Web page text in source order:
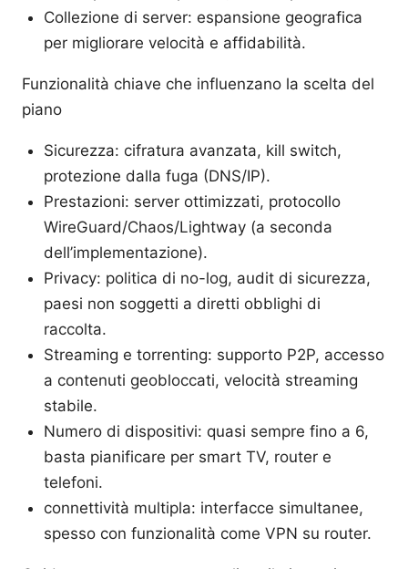
Collezione di server: espansione geografica
per migliorare velocità e affidabilità.
Funzionalità chiave che influenzano la scelta del
piano
Sicurezza: cifratura avanzata, kill switch,
protezione dalla fuga (DNS/IP).
Prestazioni: server ottimizzati, protocollo
WireGuard/Chaos/Lightway (a seconda
dell’implementazione).
Privacy: politica di no-log, audit di sicurezza,
paesi non soggetti a diretti obblighi di
raccolta.
Streaming e torrenting: supporto P2P, accesso
a contenuti geobloccati, velocità streaming
stabile.
Numero di dispositivi: quasi sempre fino a 6,
basta pianificare per smart TV, router e
telefoni.
connettività multipla: interfacce simultanee,
spesso con funzionalità come VPN su router.